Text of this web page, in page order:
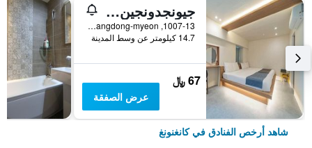
جيونجدونجين موتل
1007-13, Heonhwa-ro, Gangdong-myeon, كانغنونغ, كوريا الجنوبية
14.7 كيلومتر عن وسط المدينة
67 ﷼
عرض الصفقة
شاهد أرخص الفنادق في كانغنونغ